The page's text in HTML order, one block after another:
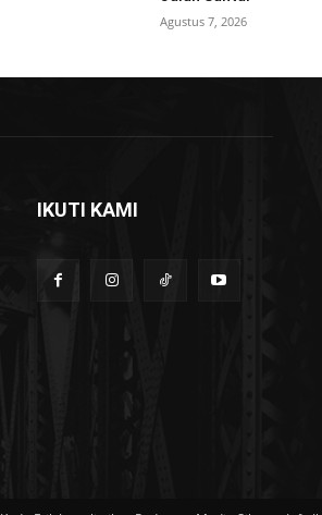
Agustus 7, 2026
IKUTI KAMI